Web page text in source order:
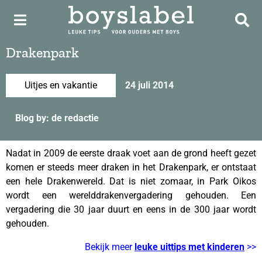
Drakenpark
Uitjes en vakantie 24 juli 2014
Blog by: de redactie
Nadat in 2009 de eerste draak voet aan de grond heeft gezet
komen er steeds meer draken in het Drakenpark, er ontstaat
een hele Drakenwereld. Dat is niet zomaar, in Park Oikos
wordt een werelddrakenvergadering gehouden. Een
vergadering die 30 jaar duurt en eens in de 300 jaar wordt
gehouden.
Bekijk meer leuke uittips met kinderen >>